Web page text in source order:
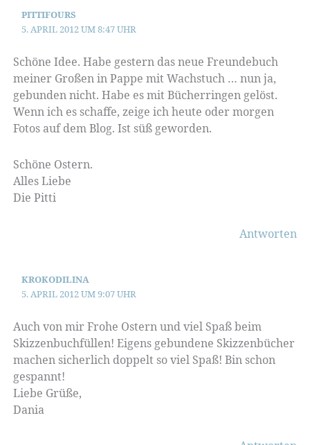
PITTIFOURS
5. APRIL 2012 UM 8:47 UHR
Schöne Idee. Habe gestern das neue Freundebuch
meiner Großen in Pappe mit Wachstuch … nun ja,
gebunden nicht. Habe es mit Bücherringen gelöst.
Wenn ich es schaffe, zeige ich heute oder morgen
Fotos auf dem Blog. Ist süß geworden.
Schöne Ostern.
Alles Liebe
Die Pitti
Antworten
KROKODILINA
5. APRIL 2012 UM 9:07 UHR
Auch von mir Frohe Ostern und viel Spaß beim
Skizzenbuchfüllen! Eigens gebundene Skizzenbücher
machen sicherlich doppelt so viel Spaß! Bin schon
gespannt!
Liebe Grüße,
Dania